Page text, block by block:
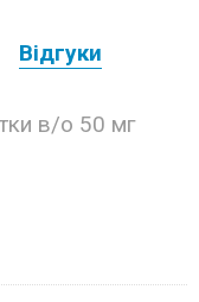
Відгуки
в/о 50 мг